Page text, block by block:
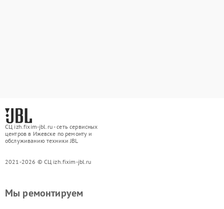
СЦ izh.fixim-jbl.ru - сеть сервисных
центров в Ижевске по ремонту и
обслуживанию техники JBL
2021-2026 © СЦ izh.fixim-jbl.ru
Мы ремонтируем